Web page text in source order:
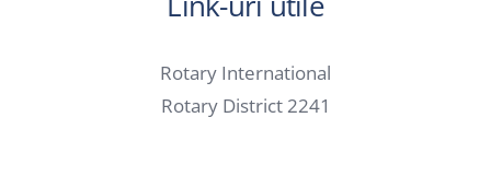
Rotary International
Rotary District 2241